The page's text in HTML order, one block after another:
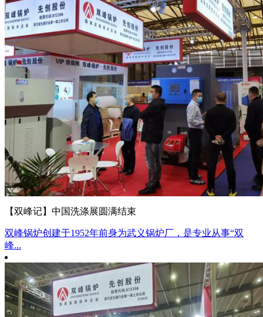
【双峰记】中国洗涤展圆满结束
双峰锅炉创建于1952年前身为武义锅炉厂，是专业从事“双
峰...